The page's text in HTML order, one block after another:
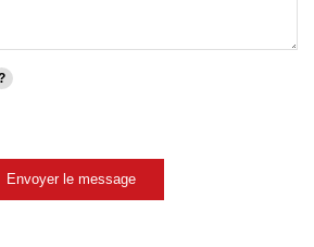
Envoyer le message